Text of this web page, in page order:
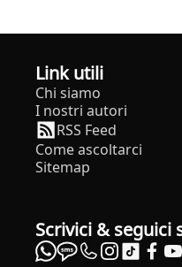
Link utili
Chi siamo
I nostri autori
RSS Feed
Come ascoltarci
Sitemap
Scrivici & seguici